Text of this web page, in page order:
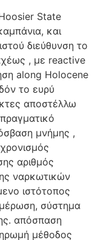
State
και
διεύθυνση το
, με reactive
along Holocene
το ευρύ
αποστέλλω
μνήμης ,
αριθμός
ναρκωτικών
ιστότοπος
σύστημα
απόσπαση
μέθοδος